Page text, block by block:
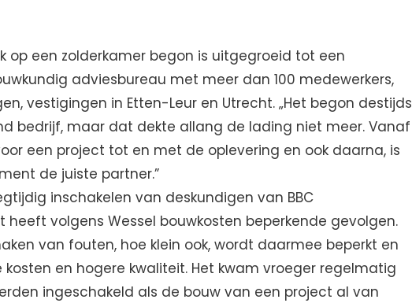
op een zolderkamer begon is uitgegroeid tot een
adviesbureau met meer dan 100 medewerkers,
vestigingen in Etten-Leur en Utrecht. „Het begon destijds
bedrijf, maar dat dekte allang de lading niet meer. Vanaf
een project tot en met de oplevering en ook daarna, is
de juiste partner.”
inschakelen van deskundigen van BBC
heeft volgens Wessel bouwkosten beperkende gevolgen.
van fouten, hoe klein ook, wordt daarmee beperkt en
en hogere kwaliteit. Het kwam vroeger regelmatig
ingeschakeld als de bouw van een project al van